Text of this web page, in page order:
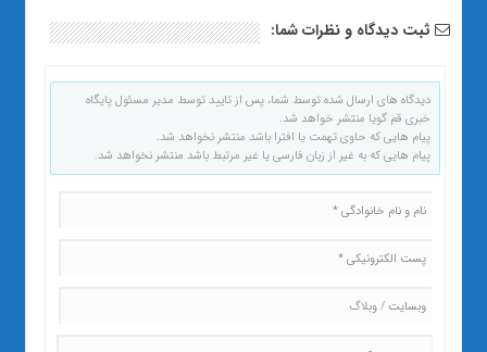
ثبت دیدگاه و نظرات شما:
دیدگاه های ارسال شده توسط شما، پس از تایید توسط مدیر مسئول پایگاه
خبری قم گویا منتشر خواهد شد.
پیام هایی که حاوی تهمت یا افترا باشد منتشر نخواهد شد.
پیام هایی که به غیر از زبان فارسی یا غیر مرتبط باشد منتشر نخواهد شد.